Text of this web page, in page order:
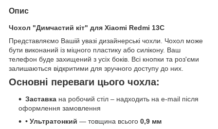
Опис
Чохол "Димчастий кіт" для Xiaomi Redmi 13C
Представляємо Вашій увазі дизайнерські чохли. Чохол може
бути виконаний із міцного пластику або силікону. Ваш
телефон буде захищений з усіх боків. Всі кнопки та роз'єми
залишаються відкритими для зручного доступу до них.
Основні переваги цього чохла:
Заставка на робочий стіл – надходить на e-mail після
оформлення замовлення
• Ультратонкий — товщина всього 0,9 мм